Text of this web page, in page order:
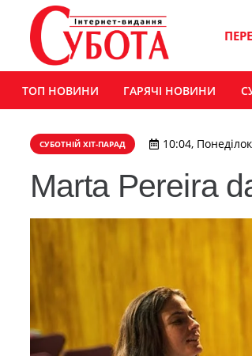
ТОП НОВИНИ ГАРЯЧІ НОВИНИ
СУБОТНІЙ ХІТ-ПАРАД 10:04,
Marta Pereira